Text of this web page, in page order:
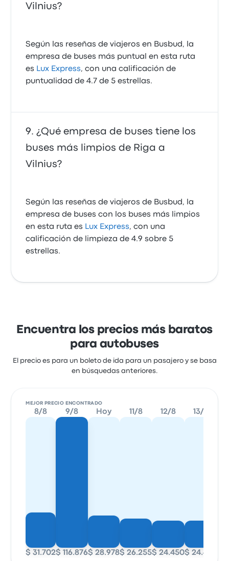
Vilnius?
Según las reseñas de viajeros en Busbud, la
empresa de buses más puntual en esta ruta
es Lux Express, con una calificación de
puntualidad de 4.7 de 5 estrellas.
¿Qué empresa de buses tiene los
buses más limpios de Riga a
Vilnius?
Según las reseñas de viajeros de Busbud, la
empresa de buses con los buses más limpios
en esta ruta es Lux Express, con una
calificación de limpieza de 4.9 sobre 5
estrellas.
Encuentra los precios más baratos
para autobuses
El precio es para un boleto de ida para un pasajero y se basa
en búsquedas anteriores.
MEJOR PRECIO ENCONTRADO
8/8
$ 31.702
9/8
$ 116.876
Hoy
$ 28.978
11/8
$ 26.255
12/8
$ 24.450
13/8
$ 24.450